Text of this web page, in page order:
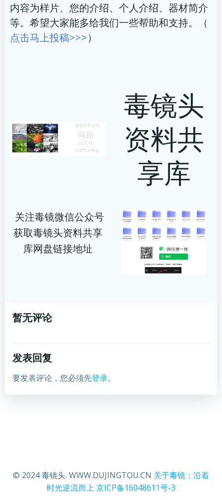
内容为样片、您的介绍、个人介绍、器材简介
等。希望大家能多给我们一些帮助和支持。（
点击马上投稿>>>）
毒镜头
资料共
享库
关注毒镜微信公众号
获取毒镜头资料共享
库网盘链接地址
暂无评论
发表回复
要发表评论，您必须先登录。
© 2024 毒镜头. WWW.DUJINGTOU.CN 关于毒镜：沿着
时光逆流而上京ICP备16048611号-3